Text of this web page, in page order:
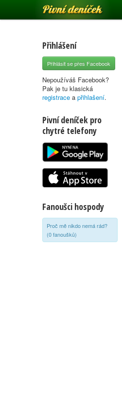
Pivní deníček
Přihlášení
Přihlásit se přes Facebook
Nepoužíváš Facebook?
Pak je tu klasická
registrace a přihlašení.
Pivní deníček pro
chytré telefony
Fanoušci hospody
Proč mě nikdo nemá rád?
(0 fanoušků)